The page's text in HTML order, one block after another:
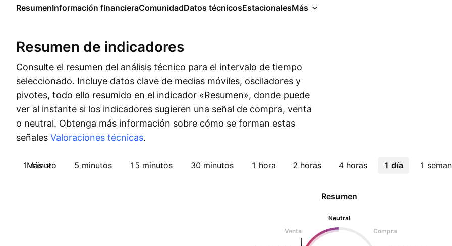
ResumenInformación financieraComunidadDatos técnicosEstacionalesMás
Resumen de indicadores
Consulte el resumen del análisis técnico para el intervalo de tiempo
seleccionado. Incluye datos clave de medias móviles, osciladores y
pivotes, todo ello resumido en el indicador «Resumen», donde puede
ver al instante si los indicadores sugieren una señal de compra, venta
o neutral. Obtenga más información sobre cómo se forman estas
señales Valoraciones técnicas.
1 minuto 5 minutos 15 minutos 30 minutos 1 hora 2 horas 4 horas 1 día 1
Más
Resumen
Neutral
Venta
Compra